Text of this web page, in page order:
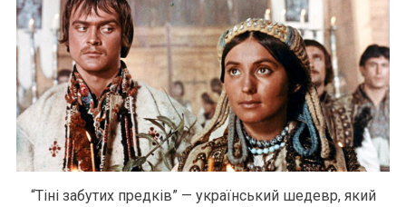
“Тіні забутих предків” — український шедевр, який